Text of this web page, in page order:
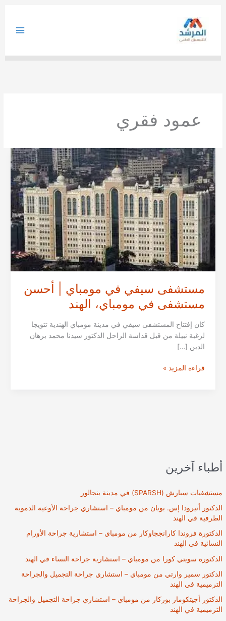
أطباء آخرين
مستشفيات سبارش (SPARSH) في مدينة بنجالور
الدكتور أنيرودا إس. بويان من مومباي – استشاري جراحة الأوعية الدموية
الطرفية في الهند
الدكتورة فروندا كارانججاوكار من مومباي – استشارية جراحة الأورام
النسائية في الهند
الدكتورة سويتي كورا من مومباي – استشارية جراحة النساء في الهند
الدكتور سمير وارتي من مومباي – استشاري جراحة التجميل والجراحة
الترميمية في الهند
الدكتور أجيتكومار بوركار من مومباي – استشاري جراحة التجميل والجراحة
الترميمية في الهند
عمود فقري
مستشفى سيفي في مومباي | أحسن
مستشفى في مومباي، الهند
كان إفتتاح المستشفى سيفي في مدينة مومباي الهندية تتويجا
لرغبة نبيلة من قبل قداسة الراحل الدكتور سيدنا محمد برهان
الدين […]
مستشفى
الهند
قراءة المزيد »